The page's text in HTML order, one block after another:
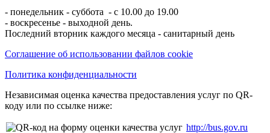
- понедельник - суббота - с 10.00 до 19.00
- воскресенье - выходной день.
Последний вторник каждого месяца - санитарный день
Соглашение об использовании файлов cookie
Политика конфиденциальности
Независимая оценка качества предоставления услуг по QR-
коду или по ссылке ниже:
http://bus.gov.ru